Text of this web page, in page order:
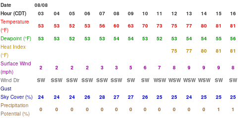
Date 08/08
Hour (CDT)
03 04 05 06 07 08 09 10 11 12 13 14 15 16
Temperature
(°F)
53 53 52 53 56 60 63 70 73 75 77 80 81 81
Dewpoint (°F)
53 53 52 53 53 54 54 53 52 53 54 54 55 56
Heat Index
(°F)
75 77 80 81 81
Surface Wind
(mph)
2 2 2 2 3 3 5 6 7 8 9 9 9 8
Wind Dir
SW SSW SSW SSW SSW SSW SW SW WSW WSW WSW WSW SW SW
Gust
Sky Cover (%)
24 24 24 26 28 27 27 26 25 25 24 25 25 25
Precipitation
Potential (%)
0 0 0 0 0 0 0 0 0 0 0 0 1 1